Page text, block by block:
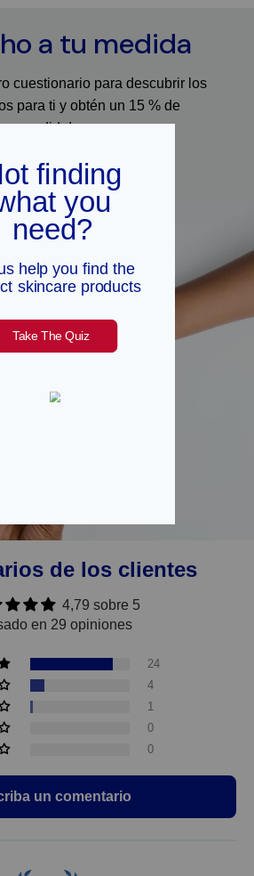
a tu medida
cuestionario para descubrir los
para ti y obtén un 15 % de
pedido!
Haz la prueba
de los clientes
4,79 sobre 5
en 29 opiniones
24
4
1
0
0
un comentario